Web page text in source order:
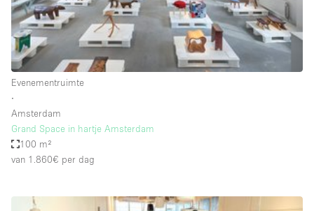
Auto display
Badkamer
Begane grond
Beveiligingssysteem
Concierge
Daglicht
Drankvergunning
Evenementruimte
∙
Amsterdam
Grand Space in hartje Amsterdam
100 m²
van 1.860€ per dag